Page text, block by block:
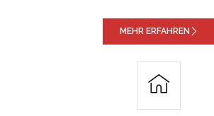
MEHR ERFAHREN